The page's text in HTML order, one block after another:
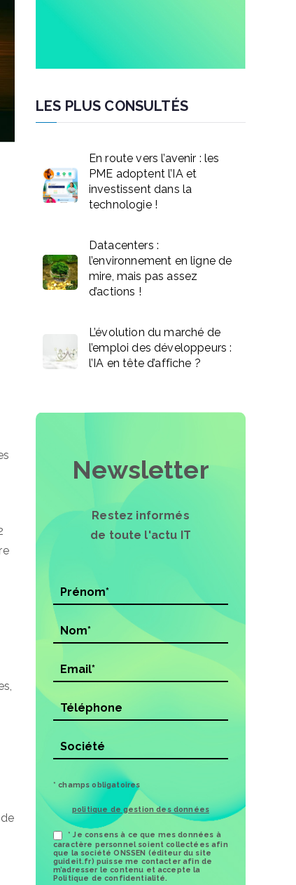
LES PLUS CONSULTÉS
En route vers l’avenir : les
PME adoptent l’IA et
investissent dans la
technologie !
Datacenters :
l’environnement en ligne de
mire, mais pas assez
d’actions !
L’évolution du marché de
l’emploi des développeurs :
l’IA en tête d’affiche ?
Newsletter
Restez informés
de toute l'actu IT
* champs obligatoires
politique de gestion des données
* Je consens à ce que mes données à
caractère personnel soient collectées afin
que la société ONSSEN (éditeur du site
guideit.fr) puisse me contacter afin de
m’adresser le contenu et accepte la
Politique de confidentialité.